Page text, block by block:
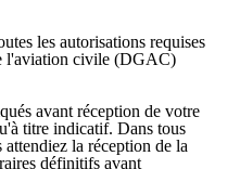
les autorisations requises
l'aviation civile (DGAC)
avant réception de votre
titre indicatif. Dans tous
la réception de la
définitifs avant